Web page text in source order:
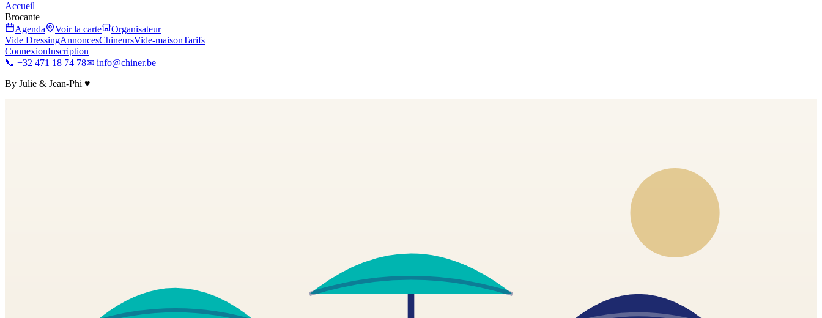
Accueil
Brocante
Agenda
Voir la carte
Organisateur
Vide DressingAnnoncesChineursVide-maisonTarifs
ConnexionInscription
📞 +32 471 18 74 78✉ info@chiner.be
By Julie & Jean-Phi ♥